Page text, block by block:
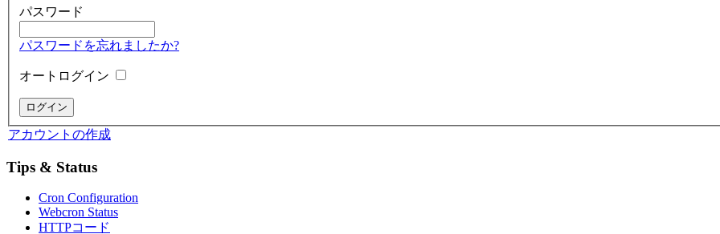
パスワード
パスワードを忘れましたか?
オートログイン
アカウントの作成
Tips & Status
Cron Configuration
Webcron Status
HTTPコード